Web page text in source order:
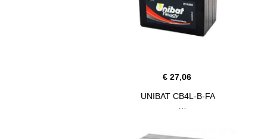
€ 27,06
UNIBAT CB4L-B-FA